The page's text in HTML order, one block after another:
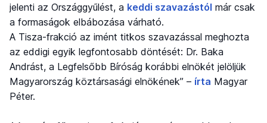
jelenti az Országgyűlést, a keddi szavazástól már csak
a formaságok elbábozása várható.
A Tisza-frakció az imént titkos szavazással meghozta
az eddigi egyik legfontosabb döntését: Dr. Baka
Andrást, a Legfelsőbb Bíróság korábbi elnökét jelöljük
Magyarország köztársasági elnökének” – írta Magyar
Péter.